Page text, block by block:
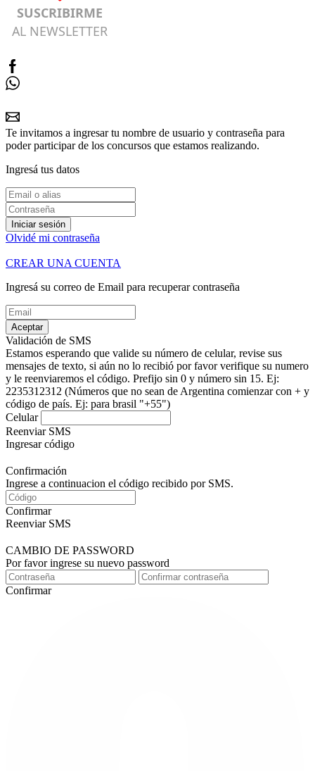
SUSCRIBIRME
AL NEWSLETTER
Te invitamos a ingresar tu nombre de usuario y contraseña para
poder participar de los concursos que estamos realizando.
Ingresá tus datos
Iniciar sesión
Olvidé mi contraseña
CREAR UNA CUENTA
Ingresá su correo de Email para recuperar contraseña
Aceptar
Validación de SMS
Estamos esperando que valide su número de celular, revise sus
mensajes de texto, si aún no lo recibió por favor verifique su numero
y le reenviaremos el código. Prefijo sin 0 y número sin 15. Ej:
2235312312 (Números que no sean de Argentina comienzar con + y
código de país. Ej: para brasil "+55")
Celular
Reenviar SMS
Ingresar código
Confirmación
Ingrese a continuacion el código recibido por SMS.
Confirmar
Reenviar SMS
CAMBIO DE PASSWORD
Por favor ingrese su nuevo password
Confirmar